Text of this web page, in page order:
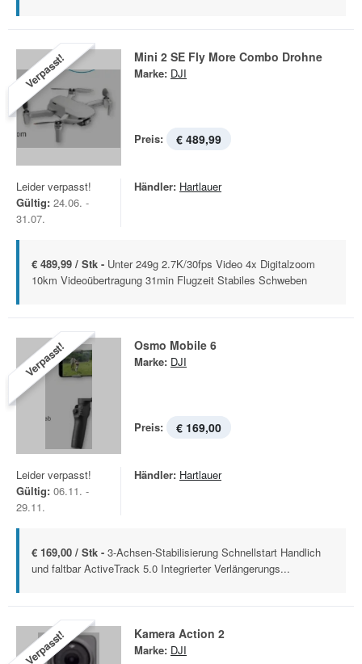
Verpasst! Mini 2 SE Fly More Combo Drohne
Marke: DJI
Preis: € 489,99
Leider verpasst!
Gültig: 24.06. -
31.07.
Händler: Hartlauer
€ 489,99 / Stk - Unter 249g 2.7K/30fps Video 4x Digitalzoom
10km Videoübertragung 31min Flugzeit Stabiles Schweben
Verpasst! Osmo Mobile 6
Marke: DJI
Preis: € 169,00
Leider verpasst!
Gültig: 06.11. -
29.11.
Händler: Hartlauer
€ 169,00 / Stk - 3-Achsen-Stabilisierung Schnellstart Handlich
und faltbar ActiveTrack 5.0 Integrierter Verlängerungs...
Verpasst! Kamera Action 2
Marke: DJI